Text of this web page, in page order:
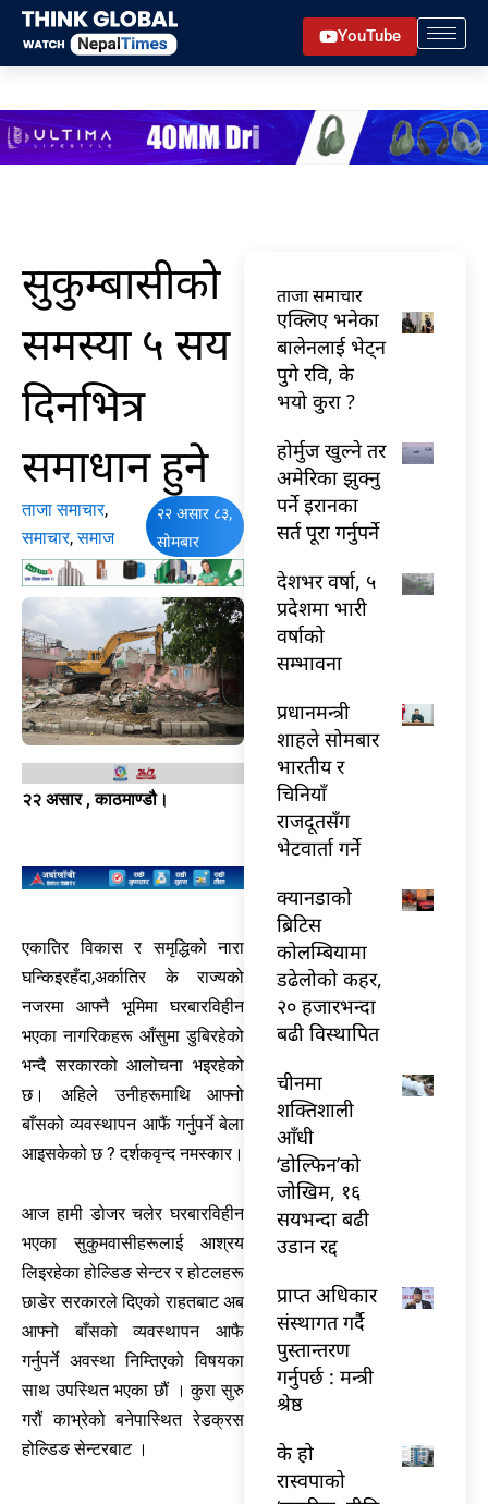
Skip
content
YouTube
सुकुम्बासीको
समस्या ५ सय
दिनभित्र
समाधान हुने
ताजा समाचार,
समाचार,समाज
२२ असार ८३,
सोमबार
२२ असार , काठमाण्डौ।
एकातिर विकास र समृद्धिको नारा
घन्किइरहँदा,अर्कातिर के राज्यको
नजरमा आफ्नै भूमिमा घरबारविहीन
भएका नागरिकहरू आँसुमा डुबिरहेको
भन्दै सरकारको आलोचना भइरहेको
छ। अहिले उनीहरूमाथि आफ्नो
बाँसको व्यवस्थापन आफैं गर्नुपर्ने बेला
आइसकेको छ ? दर्शकवृन्द नमस्कार।
आज हामी डोजर चलेर घरबारविहीन
भएका सुकुमवासीहरूलाई आश्रय
लिइरहेका होल्डिङ सेन्टर र होटलहरू
छाडेर सरकारले दिएको राहतबाट अब
आफ्नो बाँसको व्यवस्थापन आफै
गर्नुपर्ने अवस्था निम्तिएको विषयका
साथ उपस्थित भएका छौं । कुरा सुरु
गरौं काभ्रेको बनेपास्थित रेडक्रस
होल्डिङ सेन्टरबाट ।
ताजा समाचार
एक्लिए भनेका
बालेनलाई भेट्न
पुगे रवि, के
भयो कुरा ?
होर्मुज खुल्ने तर
अमेरिका झुक्नु
पर्ने इरानका
सर्त पूरा गर्नुपर्ने
देशभर वर्षा, ५
प्रदेशमा भारी
वर्षाको
सम्भावना
प्रधानमन्त्री
शाहले सोमबार
भारतीय र
चिनियाँ
राजदूतसँग
भेटवार्ता गर्ने
क्यानडाको
ब्रिटिस
कोलम्बियामा
डढेलोको कहर,
२० हजारभन्दा
बढी विस्थापित
चीनमा
शक्तिशाली
आँधी
‘डोल्फिन’को
जोखिम, १६
सयभन्दा बढी
उडान रद्द
प्राप्त अधिकार
संस्थागत गर्दै
पुस्तान्तरण
गर्नुपर्छ : मन्त्री
श्रेष्ठ
के हो
रास्वपाको